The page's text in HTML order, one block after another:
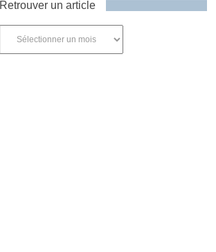
Retrouver un article